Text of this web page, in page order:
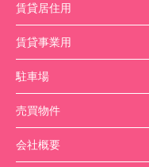
賃貸居住用
賃貸事業用
駐車場
売買物件
会社概要